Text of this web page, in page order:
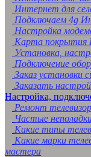
Интернет для
Подключаем 4g
Настройка
Карта покрытия
Установка,
Подключение
Заказ установки
Заказать
Настройка,
Ремонт
Частые
Какие типы
Какие марки
мастера